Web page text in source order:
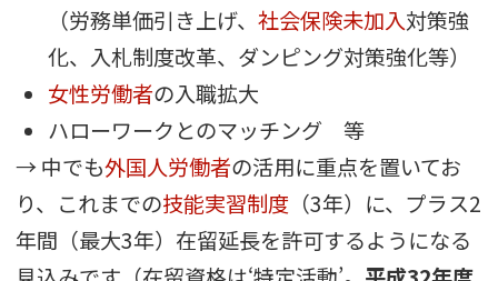
（労務単価引き上げ、社会保険未加入対策強
化、入札制度改革、ダンピング対策強化等）
女性労働者の入職拡大
ハローワークとのマッチング 等
→ 中でも外国人労働者の活用に重点を置いてお
り、これまでの技能実習制度 （3年）に、プラス2
年間（最大3年）在留延長を許可するようになる